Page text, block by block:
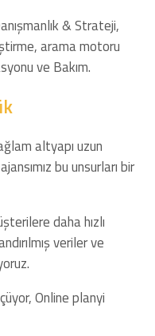
& Strateji,
arama motoru
ve Bakım.
altyapı uzun
bu unsurları bir
daha hızlı
veriler ve
Online planyi